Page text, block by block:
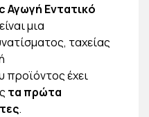
Εντατικό
είναι μια
ταχείας
προϊόντος έχει
τα πρώτα
.